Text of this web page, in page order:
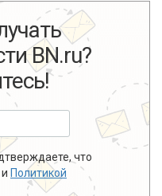
BN.ru?
что
и Политикой